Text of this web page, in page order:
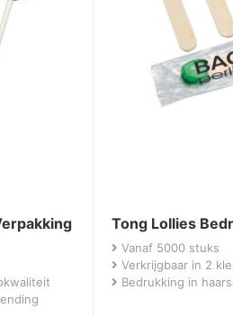
Tong Lollies
Vanaf 5000 stuks
Verkrijgbaar in 2
Bedrukking in